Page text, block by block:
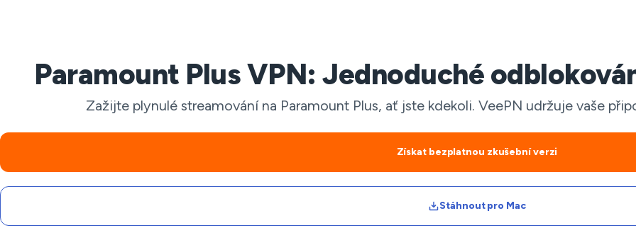
Paramount Plus VPN: Jednoduché
Zažijte plynulé streamování na Paramount Plus, ať jste kdekoli. VeePN udržuje vaše
Získat bezplatnou zkušební verzi
Stáhnout pro Mac